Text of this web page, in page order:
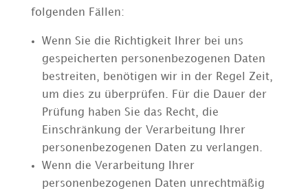
folgenden Fällen:
Wenn Sie die Richtigkeit Ihrer bei uns
gespeicherten personenbezogenen Daten
bestreiten, benötigen wir in der Regel Zeit,
um dies zu überprüfen. Für die Dauer der
Prüfung haben Sie das Recht, die
Einschränkung der Verarbeitung Ihrer
personenbezogenen Daten zu verlangen.
Wenn die Verarbeitung Ihrer
personenbezogenen Daten unrechtmäßig